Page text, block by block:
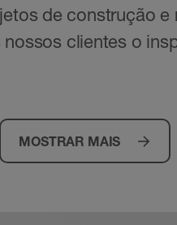
de construção e
clientes o
MOSTRAR MAIS